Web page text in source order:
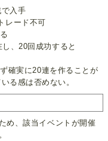
入手
ード不可
、20回成功すると
確実に20連を作ることが
る感は否めない。
め、該当イベントが開催